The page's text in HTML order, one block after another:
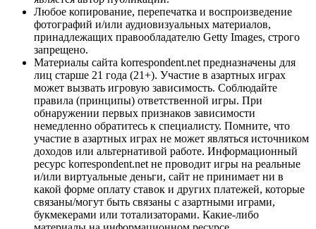
Любое копирование, перепечатка и воспроизведение
фотографий и/или аудиовизуальных материалов,
принадлежащих правообладателю Getty Images, строго
запрещено.
Материалы сайта korrespondent.net предназначены для
лиц старше 21 года (21+). Участие в азартных играх
может вызвать игровую зависимость. Соблюдайте
правила (принципы) ответственной игры. При
обнаружении первых признаков зависимости
немедленно обратитесь к специалисту. Помните, что
участие в азартных играх не может являться источником
доходов или альтернативой работе. Информационный
ресурс korrespondent.net не проводит игры на реальные
и/или виртуальные деньги, сайт не принимает ни в
какой форме оплату ставок и других платежей, которые
связаны/могут быть связаны с азартными играми,
букмекерами или тотализаторами. Какие-либо